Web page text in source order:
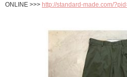
ONLINE >>> http://standard-made.com/